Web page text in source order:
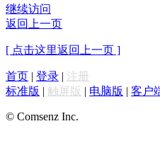
继续访问
返回上一页
[ 点击这里返回上一页 ]
首页 | 登录 | 注册
标准版 | 触屏版 | 电脑版 | 客户
© Comsenz Inc.